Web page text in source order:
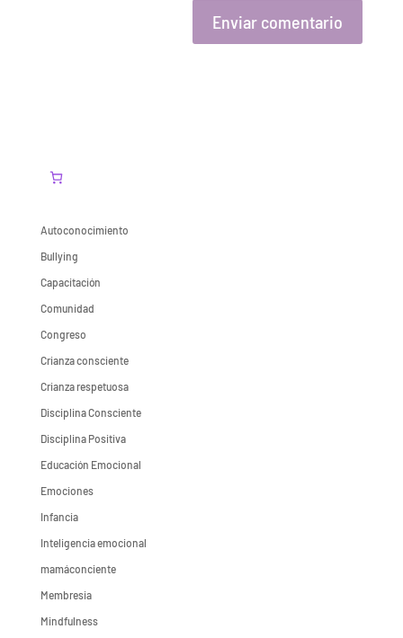
Autoconocimiento
Bullying
Capacitación
Comunidad
Congreso
Crianza consciente
Crianza respetuosa
Disciplina Consciente
Disciplina Positiva
Educación Emocional
Emociones
Infancia
Inteligencia emocional
mamáconciente
Membresia
Mindfulness